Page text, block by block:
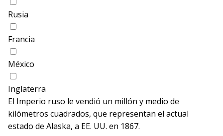
Rusia
Francia
México
Inglaterra
El Imperio ruso le vendió un millón y medio de
kilómetros cuadrados, que representan el actual
estado de Alaska, a EE. UU. en 1867.